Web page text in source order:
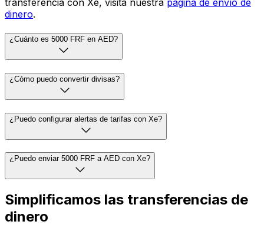
transferencia con Xe, visita nuestra página de envío de
dinero.
¿Cuánto es 5000 FRF en AED?
¿Cómo puedo convertir divisas?
¿Puedo configurar alertas de tarifas con Xe?
¿Puedo enviar 5000 FRF a AED con Xe?
Simplificamos las transferencias de
dinero